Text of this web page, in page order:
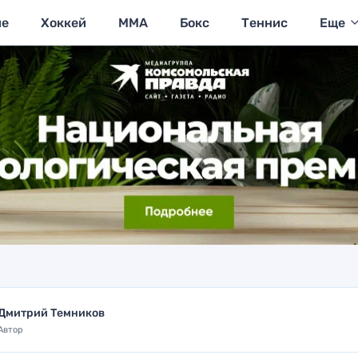
Хоккей MMA Бокс Теннис Еще
Темников